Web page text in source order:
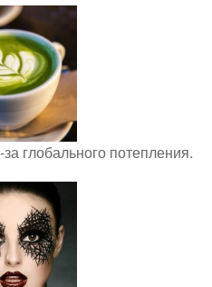
глобального потепления.